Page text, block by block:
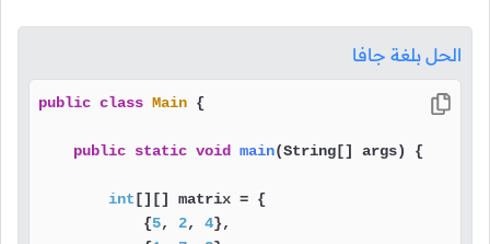
الحل بلغة جافا
public class Main {
public static void main(String[] args) {
int [][] matrix = {
            {
5, 2, 4},